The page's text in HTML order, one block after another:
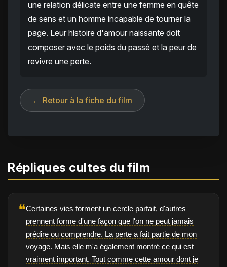
une relation délicate entre une femme en quête
de sens et un homme incapable de tourner la
page. Leur histoire d'amour naissante doit
composer avec le poids du passé et la peur de
revivre une perte.
← Retour à la fiche du film
Répliques cultes du film
❝Certaines vies forment un cercle parfait, d'autres
prennent forme d'une façon que l'on ne peut jamais
prédire ou comprendre. La perte a fait partie de mon
voyage. Mais elle m'a également montré ce qui est
vraiment important. Tout comme cette amour dont je